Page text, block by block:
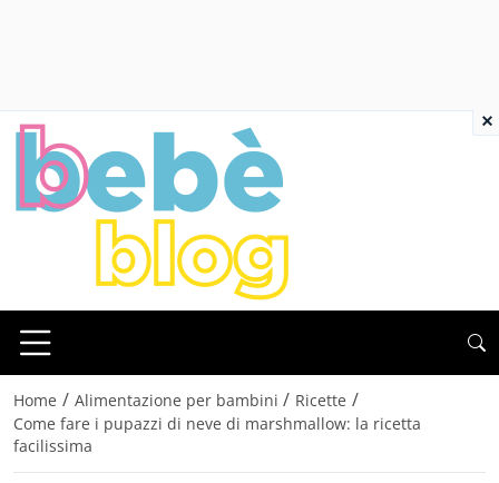
Home / Alimentazione per bambini / Ricette /
Come fare i pupazzi di neve di marshmallow: la ricetta
facilissima
×